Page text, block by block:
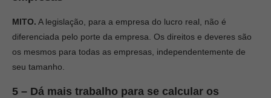
MITO. A legislação, para a empresa do lucro real, não é
diferenciada pelo porte da empresa. Os direitos e deveres são
os mesmos para todas as empresas, independentemente de
seu tamanho.
5 – Dá mais trabalho para se calcular os